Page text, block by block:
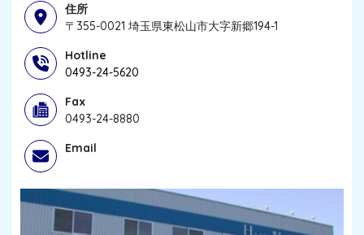
住所
〒355-0021 埼玉県東松山市大字新郷194-1
Hotline
0493-24-5620
Fax
0493-24-8880
Email